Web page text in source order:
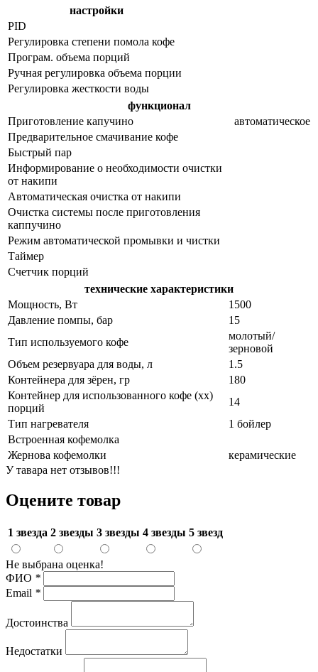
настройки
PID
Регулировка степени помола кофе
Програм. объема порций
Ручная регулировка объема порции
Регулировка жесткости воды
функционал
Приготовление капучино
автоматическое
Предварительное смачивание кофе
Быстрый пар
Информирование о необходимости очистки
от накипи
Автоматическая очистка от накипи
Очистка системы после приготовления
каппучино
Режим автоматической промывки и чистки
Таймер
Счетчик порций
технические характеристики
Мощность, Вт
1500
Давление помпы, бар
15
Тип используемого кофе
молотый/
зерновой
Объем резервуара для воды, л
1.5
Контейнера для зёрен, гр
180
Контейнер для использованного кофе (хх)
порций
14
Тип нагревателя
1 бойлер
Встроенная кофемолка
Жернова кофемолки
керамические
У тавара нет отзывов!!!
Оцените товар
1 звезда 2 звезды 3 звезды 4 звезды 5 звезд
Не выбрана оценка!
ФИО *
Email *
Достоинства
Недостатки